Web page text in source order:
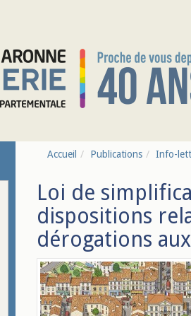
Accueil Publications Info-
Loi de
dispositions
dérogations